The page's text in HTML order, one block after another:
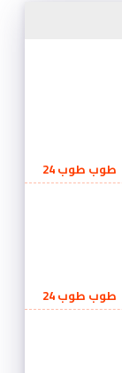
طوب طوب 24
طوب طوب 24